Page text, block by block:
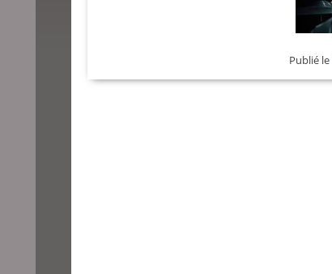
Publié le